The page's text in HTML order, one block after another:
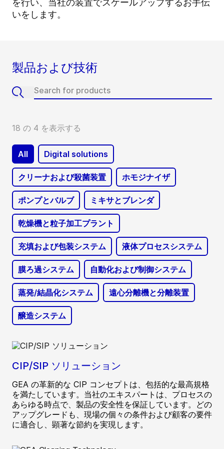
を行い、当社の装置でスケールアップするお手伝
いをします。
製品および技術
18 の 4 を表示する
All Digital solutions
クリーナおよび殺菌装置 ホモジナイザ
ポンプとバルブ ミキサとブレンダ
乾燥機と粒子加工プラント
充填および包装システム 液体プロセスシステム
膜ろ過システム 自動化および制御システム
蒸発/結晶化システム 遠心分離機と分離装置
醸造システム
CIP/SIP ソリューション
GEA の革新的な CIP コンセプトは、包括的な最高規格
を満たしています。当社のエキスパートは、プロセスの
あらゆる時点で、製品の安全性を保証しています。どの
アップグレードも、現場の個々の条件および顧客の要件
に適合し、顕著な節約を実現します。